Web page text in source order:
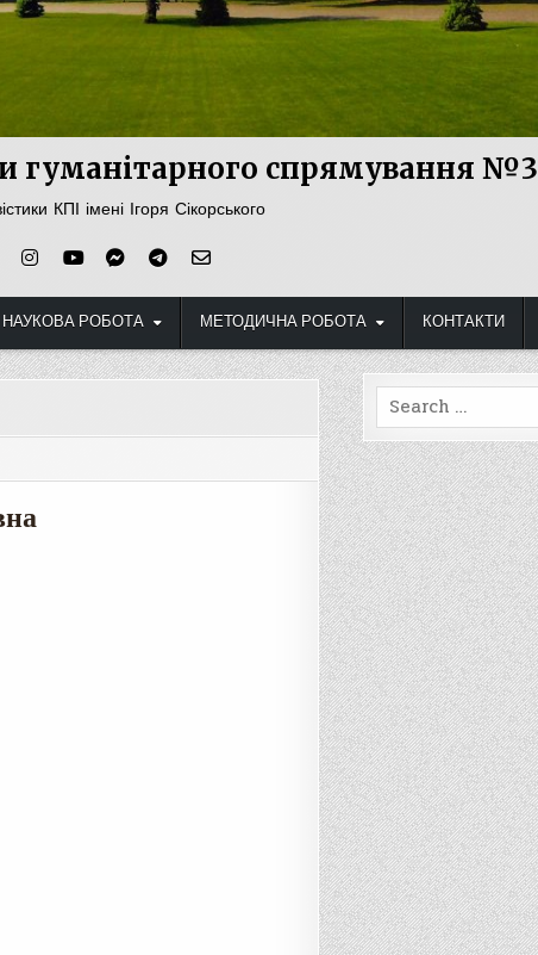
гуманітарного спрямування №3
КПІ імені Ігоря Сікорського
НАУКОВА РОБОТА МЕТОДИЧНА РОБОТА КОНТАКТИ
Search
for: